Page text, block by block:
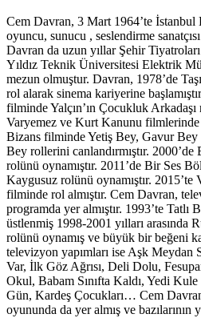
Cem Davran, 3 Mart 1964’te İstanbul
oyuncu, sunucu , seslendirme
Davran da uzun yıllar Şehir
Yıldız Teknik Üniversitesi Elektrik
mezun olmuştur. Davran, 1978’de
rol alarak sinema kariyerine
filminde Yalçın’ın Çocukluk Arkadaşı
Varyemez ve Kurt Kanunu filmlerinde
Bizans filminde Yetiş Bey, Gavur
Bey rollerini canlandırmıştır.
rolünü oynamıştır. 2011’de Bir Ses
Kaygusuz rolünü oynamıştır. 2015’te
filminde rol almıştır. Cem Davran,
programda yer almıştır. 1993’te
üstlenmiş 1998-2001 yılları arasında
rolünü oynamış ve büyük bir beğeni
televizyon yapımları ise Aşk Meydan
Var, İlk Göz Ağrısı, Deli Dolu,
Okul, Babam Sınıfta Kaldı, Yedi
Gün, Kardeş Çocukları… Cem
oyununda da yer almış ve bazılarının